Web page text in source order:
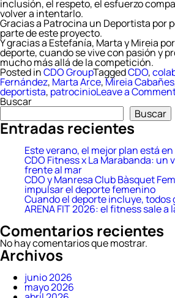
inclusión, el respeto, el esfuerzo
volver a intentarlo.
Gracias a Patrocina un Deportista por
parte de este proyecto.
Y gracias a Estefanía, Marta y Mireia
deporte, cuando se vive con pasión y
mucho más allá de la competición.
Posted inCDO GroupTaggedCDO,
Fernández, Marta Arce,Mireia Cabañes
deportista, patrocinioLeave a
Buscar
Buscar
Entradas recientes
Este verano, el mejor plan está
CDO Fitness x La Marabanda: un
frente al mar
CDO y Manresa Club Bàsquet
impulsar el deporte femenino
Cuando el deporte incluye, todos
ARENA FIT 2026: el fitness sale a
Comentarios recientes
No hay comentarios que mostrar.
Archivos
junio 2026
mayo 2026